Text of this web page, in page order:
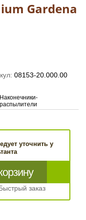
Gardena
08153-20.000.00
Наконечники-
распылители
уточнить у
заказ